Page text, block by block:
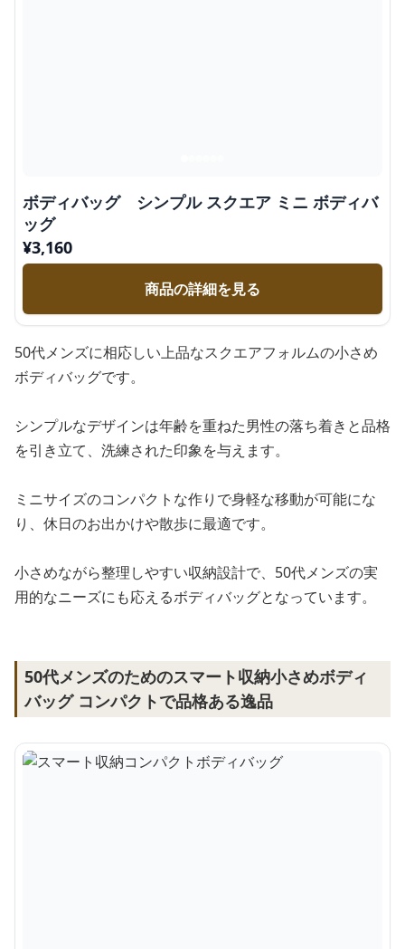
ボディバッグ シンプル スクエア ミニ ボディバ
ッグ
¥3,160
商品の詳細を見る
50代メンズに相応しい上品なスクエアフォルムの小さめ
ボディバッグです。
シンプルなデザインは年齢を重ねた男性の落ち着きと品格
を引き立て、洗練された印象を与えます。
ミニサイズのコンパクトな作りで身軽な移動が可能にな
り、休日のお出かけや散歩に最適です。
小さめながら整理しやすい収納設計で、50代メンズの実
用的なニーズにも応えるボディバッグとなっています。
50代メンズのためのスマート収納小さめボディ
バッグ コンパクトで品格ある逸品